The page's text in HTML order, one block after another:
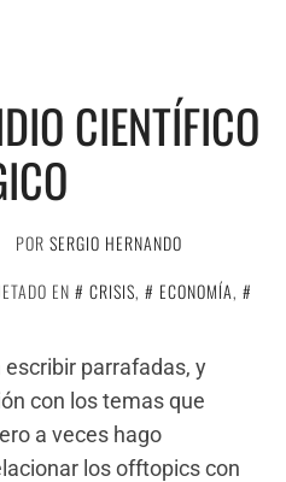
CIENTÍFICO
POR SERGIO HERNANDO
EN CRISIS, ECONOMÍA,
parrafadas, y
con los temas que
a veces hago
los offtopics con